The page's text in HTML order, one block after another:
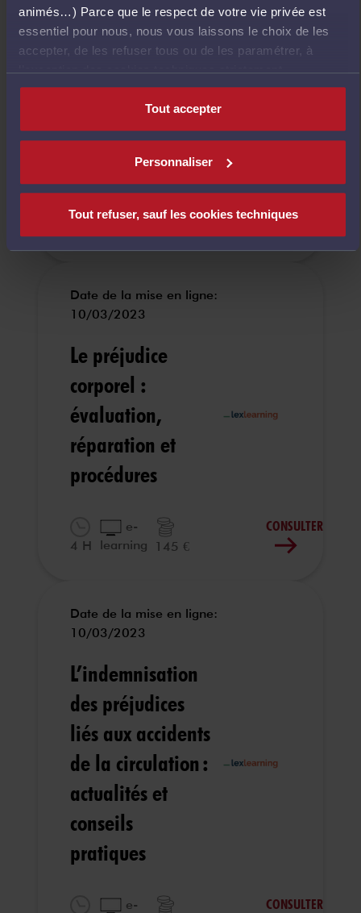
animés…) Parce que le respect de votre vie privée est
essentiel pour nous, nous vous laissons le choix de les
accepter, de les refuser tous ou de les paramétrer, à
l’exception des cookies techniques strictement
nécessaires au fonctionnement du site.
Tout accepter
Personnaliser
Tout refuser, sauf les cookies techniques
Date de la mise en ligne:
08/03/2023
Responsabilité
civile (i) :
domaine de la
responsabilité
CONSULTER
Date de la mise en ligne:
10/03/2023
Le préjudice
corporel :
évaluation,
réparation et
procédures
4 H
e-
learning
145 €
CONSULTER
Date de la mise en ligne:
10/03/2023
L’indemnisation
des préjudices
liés aux accidents
de la circulation :
actualités et
conseils
pratiques
e-
CONSULTER